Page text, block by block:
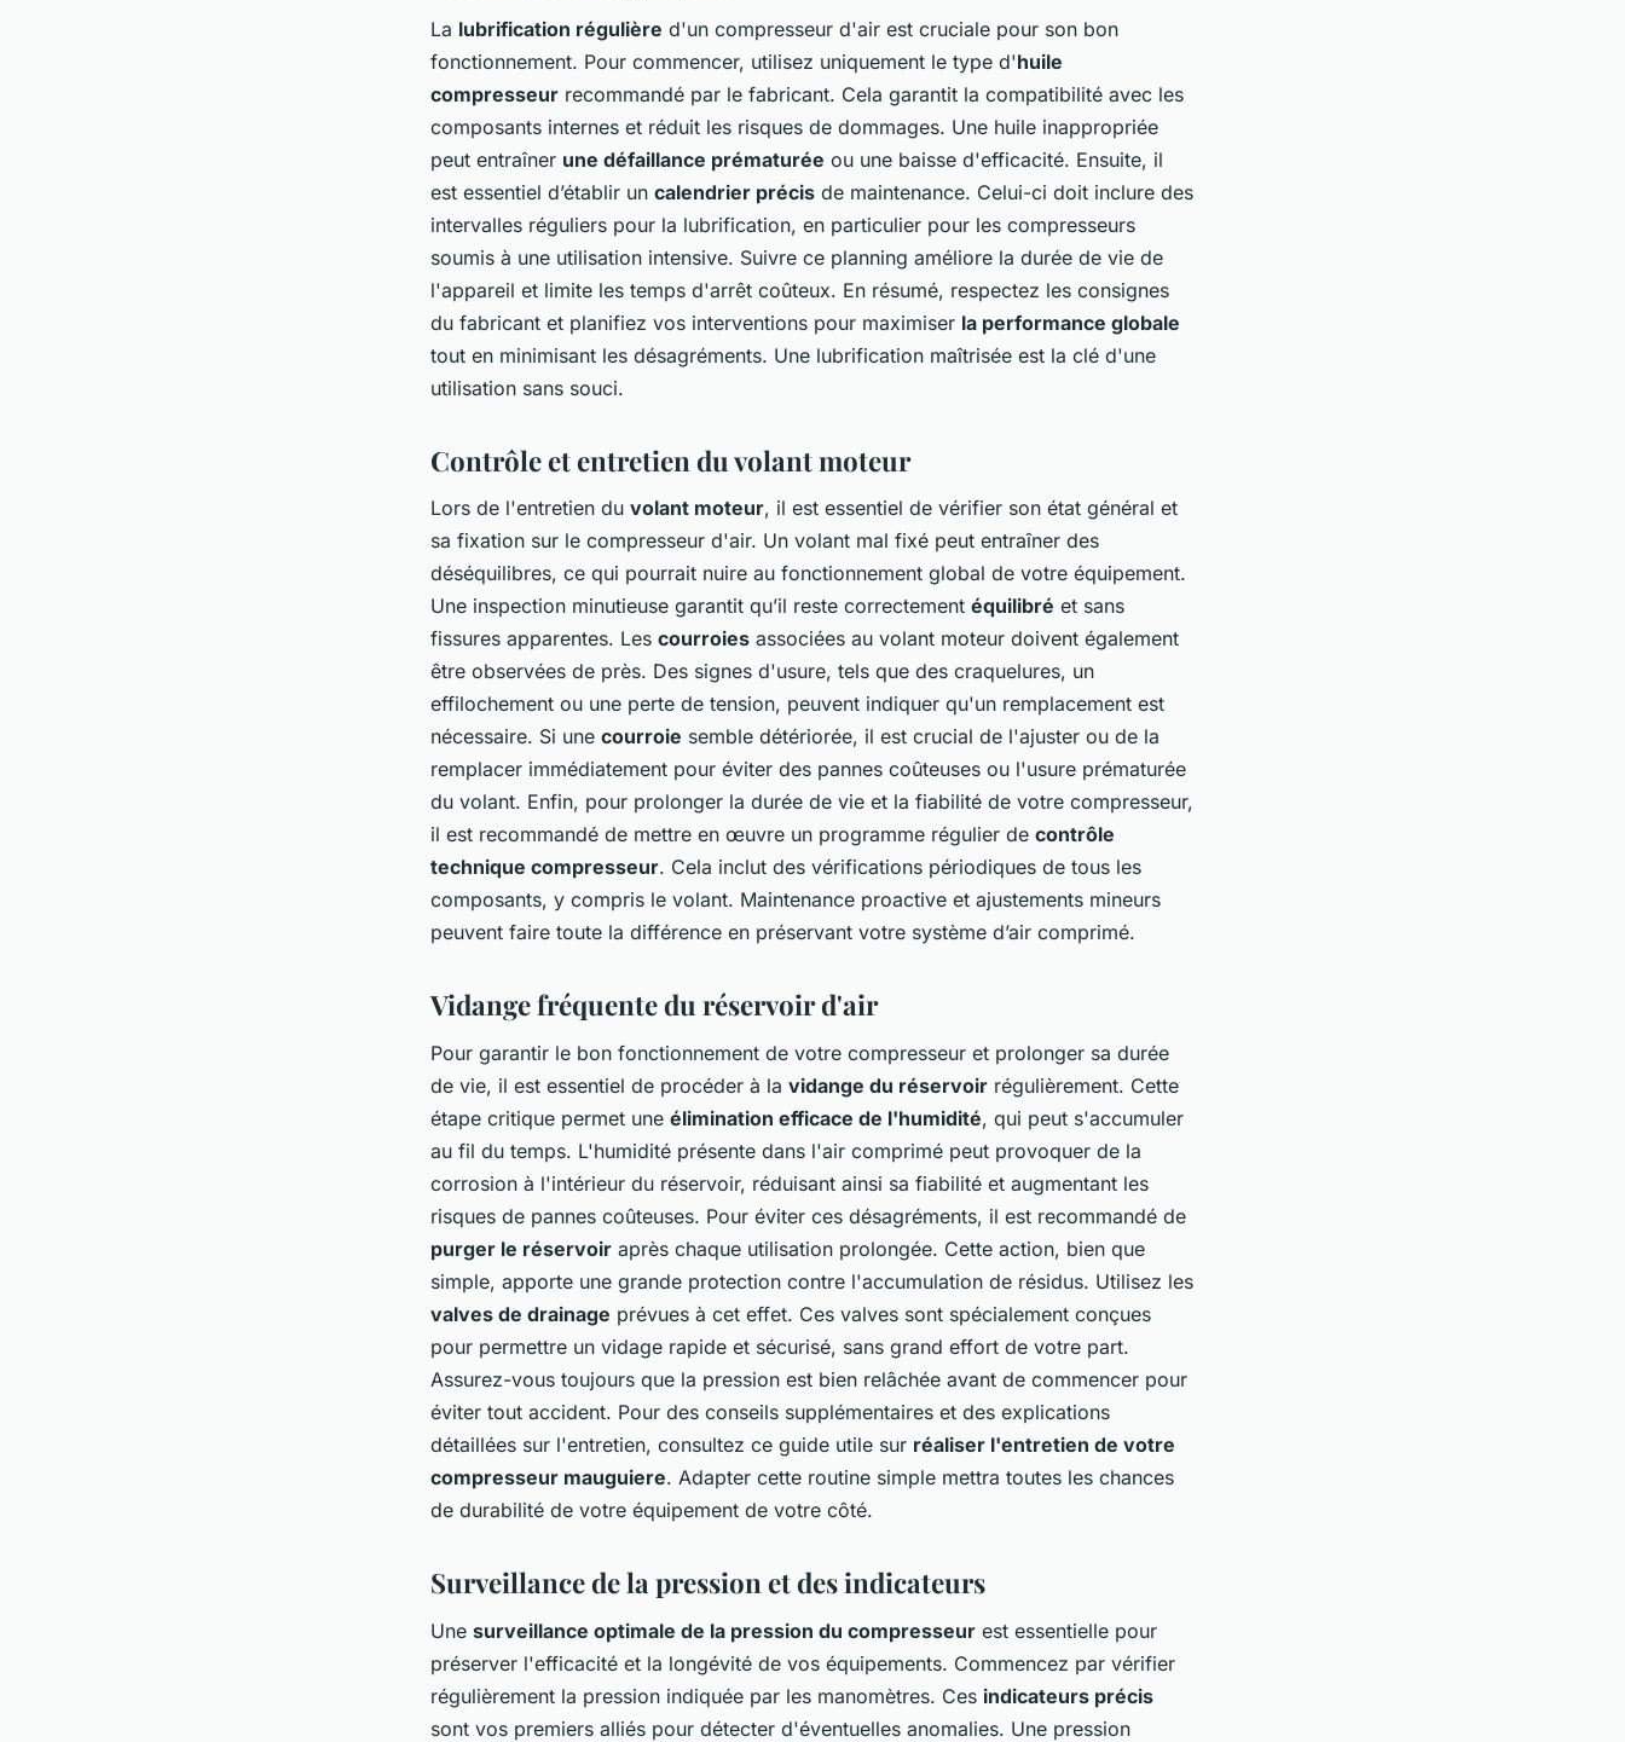
La lubrification régulière d'un compresseur d'air est cruciale pour son bon
fonctionnement. Pour commencer, utilisez uniquement le type d'huile
compresseur recommandé par le fabricant. Cela garantit la compatibilité avec les
composants internes et réduit les risques de dommages. Une huile inappropriée
peut entraîner une défaillance prématurée ou une baisse d'efficacité. Ensuite, il
est essentiel d’établir un calendrier précis de maintenance. Celui-ci doit inclure des
intervalles réguliers pour la lubrification, en particulier pour les compresseurs
soumis à une utilisation intensive. Suivre ce planning améliore la durée de vie de
l'appareil et limite les temps d'arrêt coûteux. En résumé, respectez les consignes
du fabricant et planifiez vos interventions pour maximiser la performance globale
tout en minimisant les désagréments. Une lubrification maîtrisée est la clé d'une
utilisation sans souci.
Contrôle et entretien du volant moteur
Lors de l'entretien du volant moteur, il est essentiel de vérifier son état général et
sa fixation sur le compresseur d'air. Un volant mal fixé peut entraîner des
déséquilibres, ce qui pourrait nuire au fonctionnement global de votre équipement.
Une inspection minutieuse garantit qu’il reste correctement équilibré et sans
fissures apparentes. Les courroies associées au volant moteur doivent également
être observées de près. Des signes d'usure, tels que des craquelures, un
effilochement ou une perte de tension, peuvent indiquer qu'un remplacement est
nécessaire. Si une courroie semble détériorée, il est crucial de l'ajuster ou de la
remplacer immédiatement pour éviter des pannes coûteuses ou l'usure prématurée
du volant. Enfin, pour prolonger la durée de vie et la fiabilité de votre compresseur,
il est recommandé de mettre en œuvre un programme régulier de contrôle
technique compresseur. Cela inclut des vérifications périodiques de tous les
composants, y compris le volant. Maintenance proactive et ajustements mineurs
peuvent faire toute la différence en préservant votre système d’air comprimé.
Vidange fréquente du réservoir d'air
Pour garantir le bon fonctionnement de votre compresseur et prolonger sa durée
de vie, il est essentiel de procéder à la vidange du réservoir régulièrement. Cette
étape critique permet une élimination efficace de l'humidité, qui peut s'accumuler
au fil du temps. L'humidité présente dans l'air comprimé peut provoquer de la
corrosion à l'intérieur du réservoir, réduisant ainsi sa fiabilité et augmentant les
risques de pannes coûteuses. Pour éviter ces désagréments, il est recommandé de
purger le réservoir après chaque utilisation prolongée. Cette action, bien que
simple, apporte une grande protection contre l'accumulation de résidus. Utilisez les
valves de drainage prévues à cet effet. Ces valves sont spécialement conçues
pour permettre un vidage rapide et sécurisé, sans grand effort de votre part.
Assurez-vous toujours que la pression est bien relâchée avant de commencer pour
éviter tout accident. Pour des conseils supplémentaires et des explications
détaillées sur l'entretien, consultez ce guide utile sur réaliser l'entretien de votre
compresseur mauguiere. Adapter cette routine simple mettra toutes les chances
de durabilité de votre équipement de votre côté.
Surveillance de la pression et des indicateurs
Une surveillance optimale de la pression du compresseur est essentielle pour
préserver l'efficacité et la longévité de vos équipements. Commencez par vérifier
régulièrement la pression indiquée par les manomètres. Ces indicateurs précis
sont vos premiers alliés pour détecter d'éventuelles anomalies. Une pression